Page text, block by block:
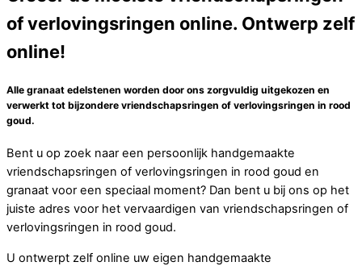
of verlovingsringen online. Ontwerp zelf
online!
Alle granaat edelstenen worden door ons zorgvuldig uitgekozen en
verwerkt tot bijzondere vriendschapsringen of verlovingsringen in rood
goud.
Bent u op zoek naar een persoonlijk handgemaakte
vriendschapsringen of verlovingsringen in rood goud en
granaat voor een speciaal moment? Dan bent u bij ons op het
juiste adres voor het vervaardigen van vriendschapsringen of
verlovingsringen in rood goud.
U ontwerpt zelf online uw eigen handgemaakte